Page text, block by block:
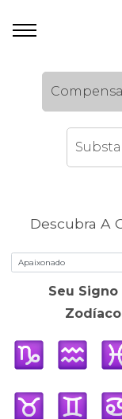
Descubra A
Seu Signo